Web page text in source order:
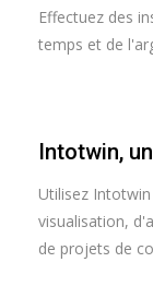
Effectuez des
temps et de
Intotwin,
Utilisez
visualisation,
de projets de